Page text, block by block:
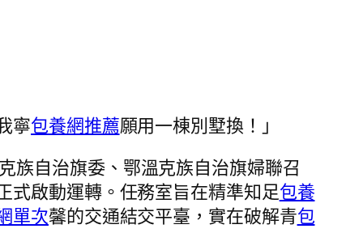
寧包養網推薦願用一棟別墅換！」
族自治旗委、鄂溫克族自治旗婦聯召
式啟動運轉。任務室旨在精準知足包養
單次馨的交通結交平臺，實在破解青包